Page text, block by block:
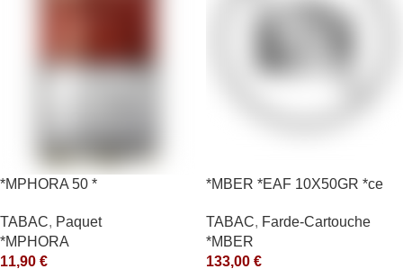
*MPHORA 50 *
TABAC, Paquet
*MPHORA
11,90 €
*MBER *EAF 10X50GR *ce
TABAC, Farde-Cartouche
*MBER
133,00 €